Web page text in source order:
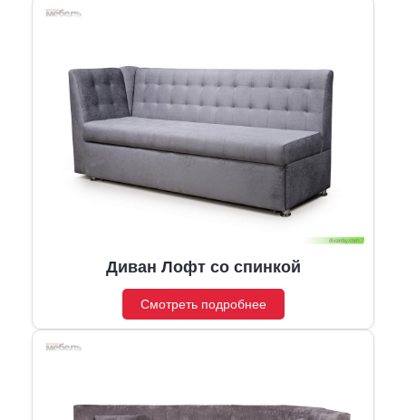
Диван Лофт со спинкой
Смотреть подробнее